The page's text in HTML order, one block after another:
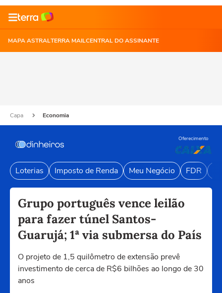
MAPA ASTRALTERRA MAILCENTRAL DO ASSINANTE
Capa Economia
Oferecimento
Loterias Imposto de Renda Meu Negócio FDR
Grupo português vence leilão
para fazer túnel Santos-
Guarujá; 1ª via submersa do País
O projeto de 1,5 quilômetro de extensão prevê
investimento de cerca de R$6 bilhões ao longo de 30
anos